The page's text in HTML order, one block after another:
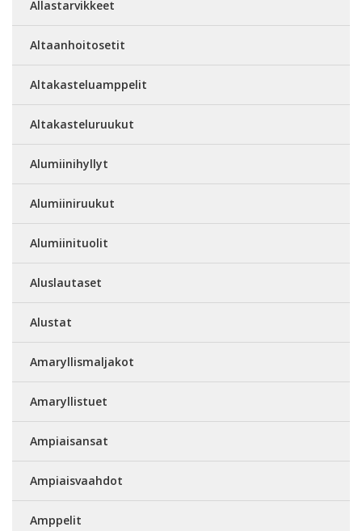
Allastarvikkeet
Altaanhoitosetit
Altakasteluamppelit
Altakasteluruukut
Alumiinihyllyt
Alumiiniruukut
Alumiinituolit
Aluslautaset
Alustat
Amaryllismaljakot
Amaryllistuet
Ampiaisansat
Ampiaisvaahdot
Amppelit